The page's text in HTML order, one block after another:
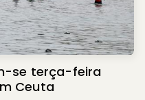
se terça-feira
Ceuta